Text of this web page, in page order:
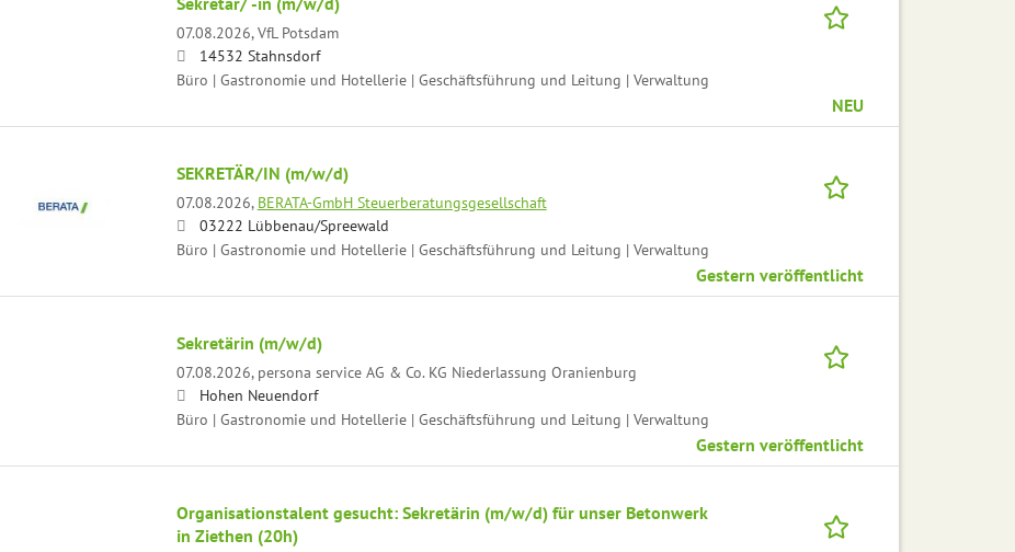
07.08.2026,VfL Potsdam
14532 Stahnsdorf
Büro | Gastronomie und Hotellerie | Geschäftsführung und Leitung | Verwaltung
NEU
SEKRETÄR/IN (m/w/d)
07.08.2026, BERATA-GmbH Steuerberatungsgesellschaft
03222 Lübbenau/Spreewald
Büro | Gastronomie und Hotellerie | Geschäftsführung und Leitung | Verwaltung
Gestern veröffentlicht
Sekretärin (m/w/d)
07.08.2026, persona service AG & Co. KG Niederlassung Oranienburg
Hohen Neuendorf
Büro | Gastronomie und Hotellerie | Geschäftsführung und Leitung | Verwaltung
Gestern veröffentlicht
Organisationstalent gesucht: Sekretärin (m/w/d) für unser Betonwerk
in Ziethen (20h)